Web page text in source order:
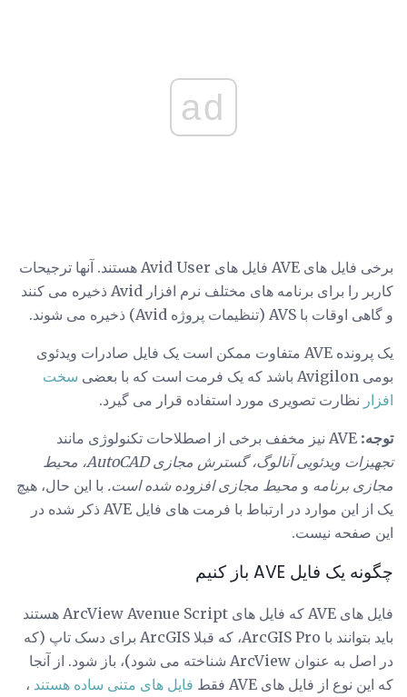
ad
برخی فایل های AVE فایل های Avid User هستند. آنها ترجیحات
کاربر را برای برنامه های مختلف نرم افزار Avid ذخیره می کنند
و گاهی اوقات با AVS (تنظیمات پروژه Avid) ذخیره می شوند.
یک پرونده AVE متفاوت ممکن است یک فایل صادرات ویدئوی
بومی Avigilon باشد که یک فرمت است که با بعضی
سخت
افزار نظارت تصویری مورد استفاده قرار می گیرد.
توجه:
تجهیزات ویدئویی آنالوگ، گسترش مجازی AutoCAD، محیط
مجازی برنامه و محیط مجازی افزوده شده است. با این حال، هیچ
یک از این موارد در ارتباط با فرمت های فایل AVE ذکر شده در
این صفحه نیست.
چگونه یک فایل AVE باز کنیم
فایل های AVE که فایل های ArcView Avenue Script هستند
باید بتوانند با ArcGIS Pro، که قبلا ArcGIS برای دسک تاپ (که
در اصل به عنوان ArcView شناخته می شود)، باز شود. از آنجا
که این نوع از فایل های AVE فقط
فایل های متنی ساده هستند ،